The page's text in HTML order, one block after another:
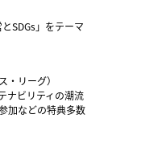
SDGs」をテーマ
・リーグ）
ナビリティの潮流
加などの特典多数